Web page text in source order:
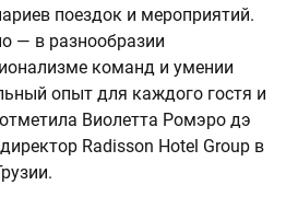
поездок и мероприятий.
— в разнообразии
команд и умении
опыт для каждого гостя и
Виолетта Ромэро дэ
Radisson Hotel Group в